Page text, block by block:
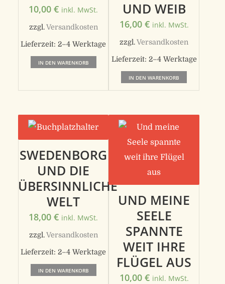
10,00€ inkl. MwSt.
zzgl.Versandkosten
Lieferzeit:2–4 Werktage
IN DEN WARENKORB
UND WEIB
16,00 € inkl. MwSt.
zzgl.Versandkosten
Lieferzeit: 2–4 Werktage
IN DEN WARENKORB
SWEDENBORG
UND DIE
ÜBERSINNLICHE
WELT
18,00€ inkl. MwSt.
zzgl.Versandkosten
Lieferzeit:2–4 Werktage
IN DEN WARENKORB
UND MEINE
SEELE
SPANNTE
WEIT IHRE
FLÜGEL AUS
10,00 € inkl. MwSt.